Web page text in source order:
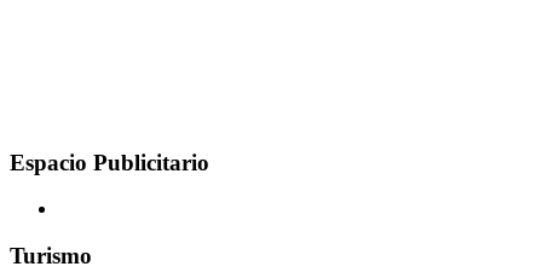
Espacio Publicitario
Turismo